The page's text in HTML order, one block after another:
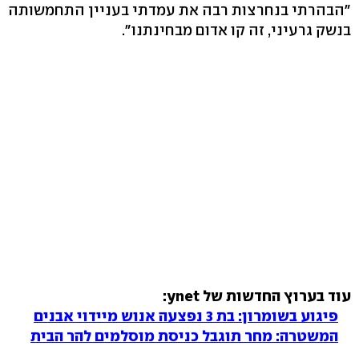
"הבהרתי בנחרצות רבה את עמדתי בעניין התחמשותה
בנשק גרעיני, זה קו אדום מבחינתנו".
עוד בערוץ החדשות של ynet:
פיגוע בשומרון: בת 3 נפצעה אנוש מיידוי אבנים
המשטרה: מחר תוגבל כניסת מוסלמים להר הבית